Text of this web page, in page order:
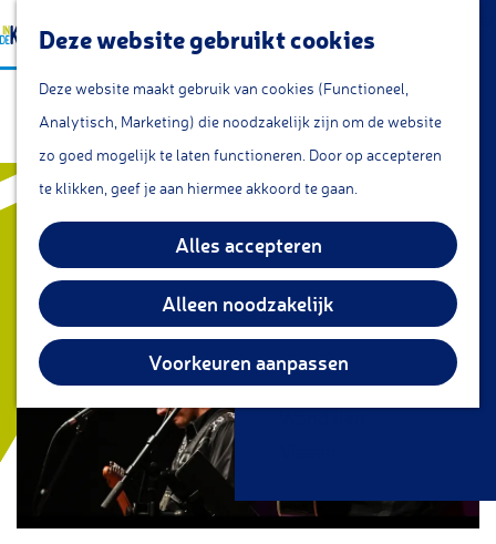
Deze website gebruikt cookies
Deze website maakt gebruik van cookies (Functioneel,
Analytisch, Marketing) die noodzakelijk zijn om de website
zo goed mogelijk te laten functioneren. Door op accepteren
te klikken, geef je aan hiermee akkoord te gaan.
Alles accepteren
Alleen noodzakelijk
Voorkeuren aanpassen
a
a
p
Z
e
k
e
n
e
n
u
Snacks
Cafe & Bar
Restaurants
Theetuin
IJs
Groepsarrangementen
Streekproducten
KOM DOEN
Fietsen
The True Johny Cash